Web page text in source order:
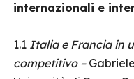
internazionali e
1.1 Italia e Francia in
competitivo –